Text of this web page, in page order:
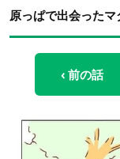
原っぱで出会った
‹ 前の話